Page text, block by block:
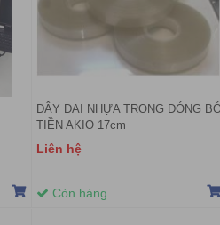
DÂY ĐAI NHỰA TRONG ĐÓNG
TIỀN AKIO 17cm
Liên hệ
Còn hàng